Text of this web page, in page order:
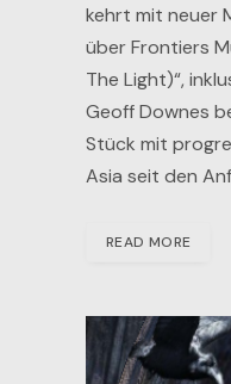
kehrt mit neuer
über Frontiers
The Light)“,
Geoff Downes
Stück mit
Asia seit den
READ MORE